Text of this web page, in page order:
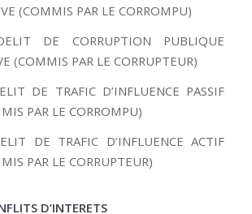
(COMMIS PAR LE CORROMPU)
DE CORRUPTION PUBLIQUE
(COMMIS PAR LE CORRUPTEUR)
DE TRAFIC D’INFLUENCE PASSIF
PAR LE CORROMPU)
DE TRAFIC D’INFLUENCE ACTIF
PAR LE CORRUPTEUR)
D’INTERETS